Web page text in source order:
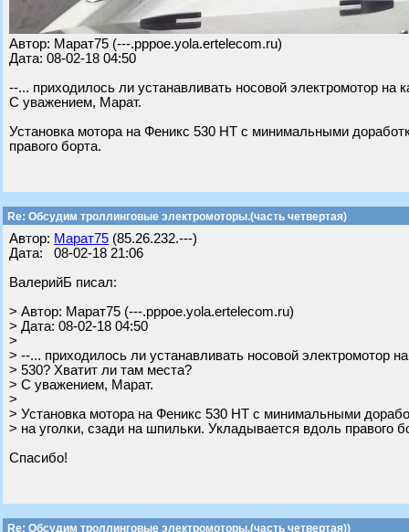
Автор: Марат75 (---.pppoe.yola.ertelecom.ru)
Дата: 08-02-18 04:50
--... приходилось ли устанавливать носовой электромотор на
С уважением, Марат.
Установка мотора на Феникс 530 НТ с минимальными
правого борта.
Re: Обсудим троллинговые электромоторы.(часть четвертая)
Автор: Марат75 (85.26.232.---)
Дата: 08-02-18 21:06
ВалерийБ писал:
> Автор: Марат75 (---.pppoe.yola.ertelecom.ru)
> Дата: 08-02-18 04:50
>
> --... приходилось ли устанавливать носовой электромотор
> 530? Хватит ли там места?
> С уважением, Марат.
>
> Установка мотора на Феникс 530 НТ с минимальными
> на уголки, сзади на шпильки. Укладывается вдоль правого
Спасибо!
Re: Обсудим троллинговые электромоторы.(часть четвертая))